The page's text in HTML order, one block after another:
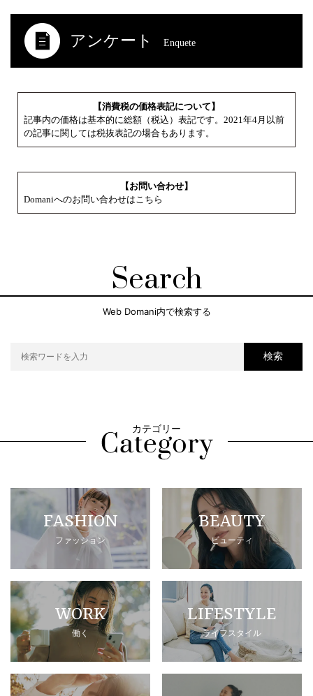
アンケート Enquete
【消費税の価格表記について】
記事内の価格は基本的に総額（税込）表記です。2021年4月以前
の記事に関しては税抜表記の場合もあります。
【お問い合わせ】
Domaniへのお問い合わせはこちら
Search
Web Domani内で検索する
検索
カテゴリー
FASHION
ファッション
BEAUTY
ビューティ
WORK
働く
LIFESTYLE
ライフスタイル